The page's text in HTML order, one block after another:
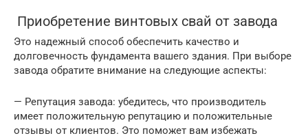
Приобретение винтовых свай от завода
Это надежный способ обеспечить качество и
долговечность фундамента вашего здания. При выборе
завода обратите внимание на следующие аспекты:
— Репутация завода: убедитесь, что производитель
имеет положительную репутацию и положительные
отзывы от клиентов. Это поможет вам избежать